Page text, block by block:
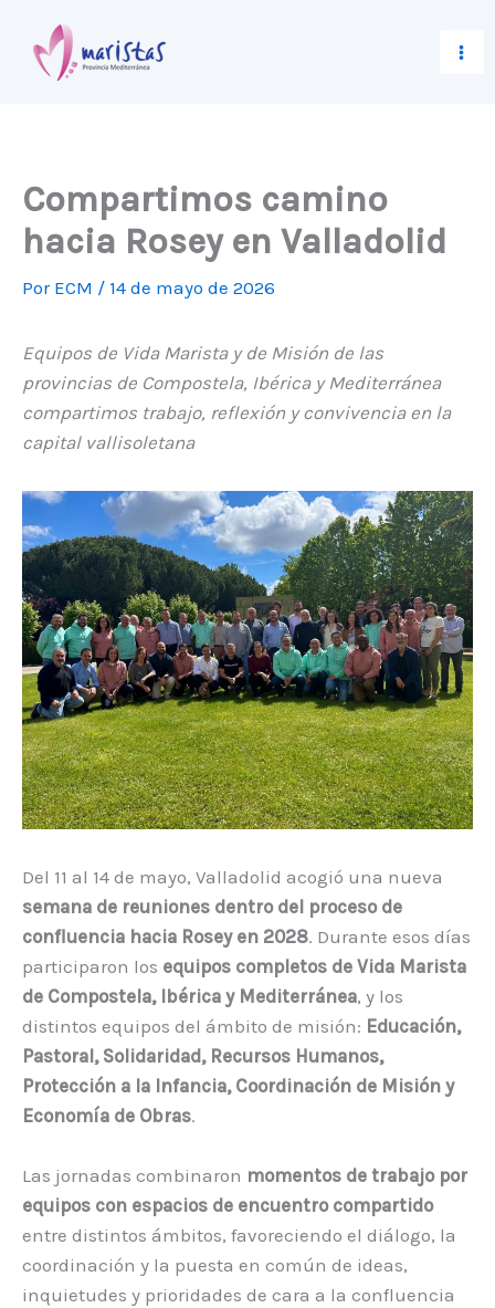
contenido
Compartimos camino
hacia Rosey en Valladolid
Por ECM / 14 de mayo de 2026
Equipos de Vida Marista y de Misión de las
provincias de Compostela, Ibérica y Mediterránea
compartimos trabajo, reflexión y convivencia en la
capital vallisoletana
Del 11 al 14 de mayo, Valladolid acogió una nueva
semana de reuniones dentro del proceso de
confluencia hacia Rosey en 2028. Durante esos días
participaron los equipos completos de Vida Marista
de Compostela, Ibérica y Mediterránea, y los
distintos equipos del ámbito de misión: Educación,
Pastoral, Solidaridad, Recursos Humanos,
Protección a la Infancia, Coordinación de Misión y
Economía de Obras.
Las jornadas combinaron momentos de trabajo por
equipos con espacios de encuentro compartido
entre distintos ámbitos, favoreciendo el diálogo, la
coordinación y la puesta en común de ideas,
inquietudes y prioridades de cara a la confluencia